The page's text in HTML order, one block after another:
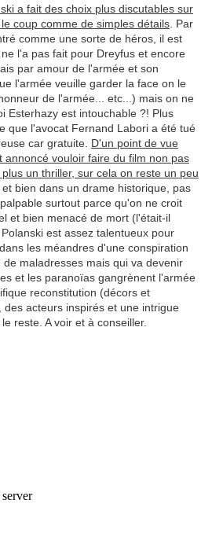
a fait des choix plus discutables sur
coup comme de simples détails . Par
comme une sorte de héros, il est
l'a pas fait pour Dreyfus et encore
par amour de l'armée et son
l'armée veuille garder la face on le
de l'armée... etc...) mais on ne
Esterhazy est intouchable ?! Plus
que l'avocat Fernand Labori a été tué
car gratuite. D'un point de vue
annoncé vouloir faire du film non pas
un thriller, sur cela on reste un peu
et bien dans un drame historique, pas
surtout parce qu'on ne croit
et bien menacé de mort (l'était-il
est assez talentueux pour
les méandres d'une conspiration
maladresses mais qui va devenir
et les paranoïas gangrènent l'armée
reconstitution (décors et
acteurs inspirés et une intrigue
reste. A voir et à conseiller.